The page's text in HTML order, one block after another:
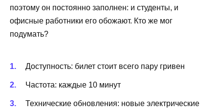
поэтому он постоянно заполнен: и студенты, и
офисные работники его обожают. Кто же мог
подумать?
Доступность: билет стоит всего пару гривен
Частота: каждые 10 минут
Технические обновления: новые электрические